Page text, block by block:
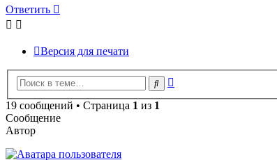
Ответить
Версия для печати
Поиск
19 сообщений • Страница 1 из 1
Сообщение
Автор